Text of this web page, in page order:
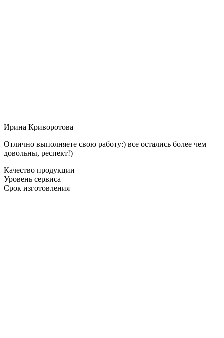
Ирина Криворотова
Отлично выполняете свою работу:) все остались более чем
довольны, респект!)
Качество продукции
Уровень сервиса
Срок изготовления